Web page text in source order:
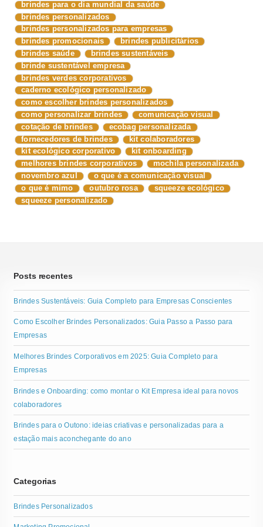
brindes para o dia mundial da saúde
brindes personalizados
brindes personalizados para empresas
brindes promocionais
brindes publicitários
brindes saúde
brindes sustentáveis
brinde sustentável empresa
brindes verdes corporativos
caderno ecológico personalizado
como escolher brindes personalizados
como personalizar brindes
comunicação visual
cotação de brindes
ecobag personalizada
fornecedores de brindes
kit colaboradores
kit ecológico corporativo
kit onboarding
melhores brindes corporativos
mochila personalizada
novembro azul
o que é a comunicação visual
o que é mimo
outubro rosa
squeeze ecológico
squeeze personalizado
Posts recentes
Brindes Sustentáveis: Guia Completo para Empresas Conscientes
Como Escolher Brindes Personalizados: Guia Passo a Passo para
Empresas
Melhores Brindes Corporativos em 2025: Guia Completo para
Empresas
Brindes e Onboarding: como montar o Kit Empresa ideal para novos
colaboradores
Brindes para o Outono: ideias criativas e personalizadas para a
estação mais aconchegante do ano
Categorias
Brindes Personalizados